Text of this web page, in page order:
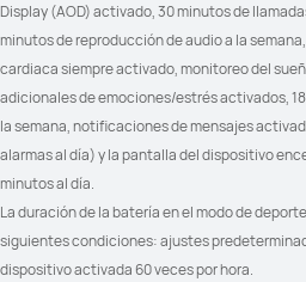
ECG: Compatible
Análisis de arritmias por ondas de
Bienestar emocional: 12 tipos de
estados sutiles
Información sobre salud: calidad del
sueño, intensidad del
entrenamiento, estados
emocionales y más
VFC: Todo el día y dormir
Display (AOD) activado, 30 minutos de
minutos de reproducción de audio a la
cardiaca siempre activado, monitoreo del
adicionales de emociones/estrés activados,
la semana, notificaciones de mensajes
alarmas al día) y la pantalla del dispositivo
minutos al día.
La duración de la batería en el modo de
siguientes condiciones: ajustes
dispositivo activada 60 veces por hora.